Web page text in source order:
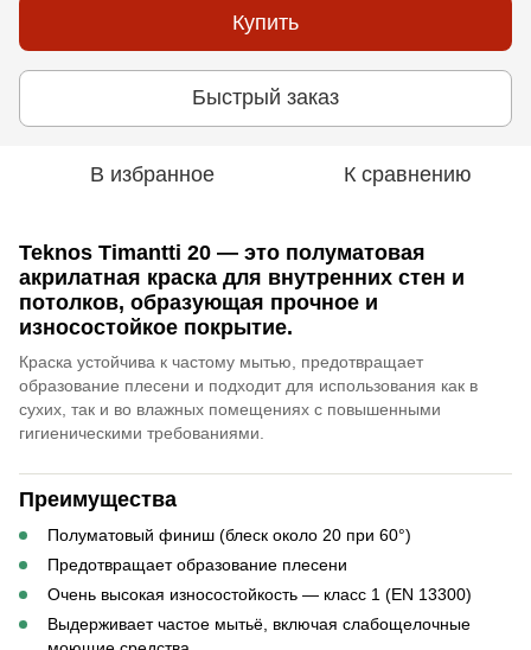
Купить
Быстрый заказ
В избранное К сравнению
Teknos Timantti 20 — это полуматовая
акрилатная краска для внутренних стен и
потолков, образующая прочное и
износостойкое покрытие.
Краска устойчива к частому мытью, предотвращает
образование плесени и подходит для использования как в
сухих, так и во влажных помещениях с повышенными
гигиеническими требованиями.
Преимущества
Полуматовый финиш (блеск около 20 при 60°)
Предотвращает образование плесени
Очень высокая износостойкость — класс 1 (EN 13300)
Выдерживает частое мытьё, включая слабощелочные